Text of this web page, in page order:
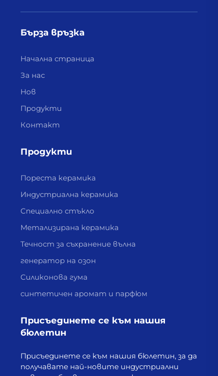
Бърза връзка
Начална страница
За нас
Нов
Продукти
Контакт
Продукти
Пореста керамика
Индустриална керамика
Специално стъкло
Метализирана керамика
Течност за съхранение вълна
генератор на озон
Силиконова гума
синтетичен аромат и парфюм
Присъединете се към нашия
бюлетин
Присъединете се към нашия бюлетин, за да
получавате най-новите индустриални